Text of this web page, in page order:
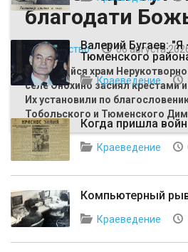
благодати
Общество
06 августа
Строящийся храм
селе Онохино засиял крестами
Их установили по
Тобольского и Тюменского
Валерий Бугаев: "Я
Тюменского
Краеведение
Когда пришла
Краеведение
Компьютерный
Краеведение